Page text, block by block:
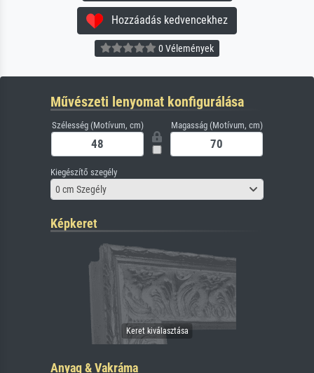
Hozzáadás kedvencekhez
0 Vélemények
Művészeti lenyomat konfigurálása
Szélesség (Motívum, cm) Magasság (Motívum, cm)
Kiegészítő szegély
0 cm Szegély
Képkeret
Anyag & Vakráma